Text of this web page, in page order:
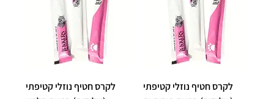
לקרס חטיף נוזלי קטיפתי
לקרס חטיף נוזלי קטיפתי